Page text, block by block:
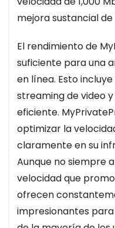
mejora sustancial
El rendimiento de
suficiente para una
en línea. Esto
streaming de video
eficiente.
optimizar la
claramente en su
Aunque no siempre
velocidad que
ofrecen
impresionantes